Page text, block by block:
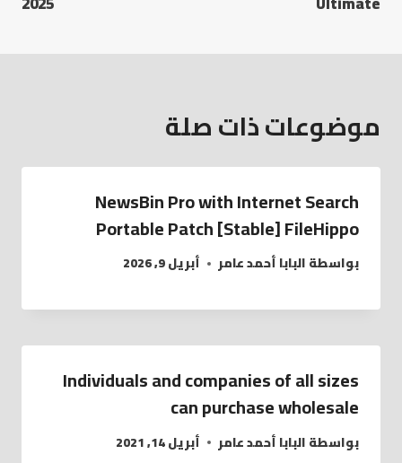
موضوعات ذات صلة
NewsBin Pro with Internet Search
Portable Patch [Stable] FileHippo
بواسطةالبابا أحمد عامر أبريل 9, 2026
Individuals and companies of all sizes
can purchase wholesale
بواسطةالبابا أحمد عامر أبريل 14, 2021